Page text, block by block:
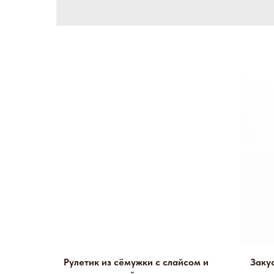
Рулетик из сёмужки с слайсом и